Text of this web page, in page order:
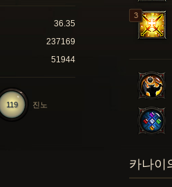
36.35
237169
51944
119 진노
카나이